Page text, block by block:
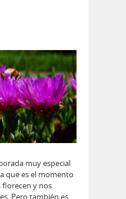
muy especial
que es el momento
florecen y nos
Pero también es